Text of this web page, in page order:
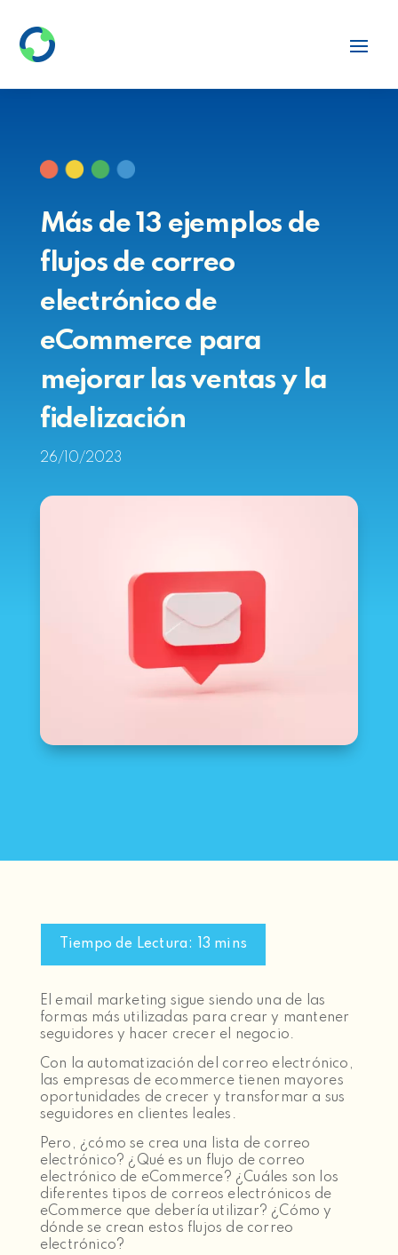
Más de 13 ejemplos de
flujos de correo
electrónico de
eCommerce para
mejorar las ventas y la
fidelización
26/10/2023
El email marketing sigue siendo una de las
formas más utilizadas para crear y mantener
seguidores y hacer crecer el negocio.
Con la automatización del correo electrónico,
las empresas de ecommerce tienen mayores
oportunidades de crecer y transformar a sus
seguidores en clientes leales.
Pero, ¿cómo se crea una lista de correo
electrónico? ¿Qué es un flujo de correo
electrónico de eCommerce? ¿Cuáles son los
diferentes tipos de correos electrónicos de
eCommerce que debería utilizar? ¿Cómo y
dónde se crean estos flujos de correo
electrónico?